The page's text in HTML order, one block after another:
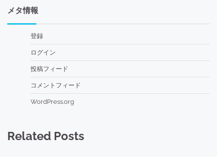
メタ情報
登録
ログイン
投稿フィード
コメントフィード
WordPress.org
Related Posts